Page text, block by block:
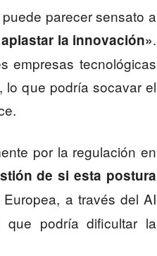
parecer sensato a
la innovación».
empresas tecnológicas
lo que podría socavar el
por la regulación en
de si esta postura
a través del AI
podría dificultar la